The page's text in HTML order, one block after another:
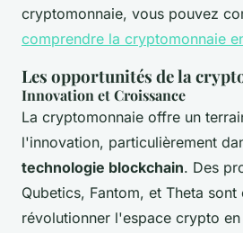
cryptomonnaie, vous pouvez
comprendre la cryptomonnaie
Les opportunités de la
Innovation et Croissance
La cryptomonnaie offre un
l'innovation, particulièrement
technologie blockchain. Des
Qubetics, Fantom, et Theta sont
révolutionner l'espace crypto